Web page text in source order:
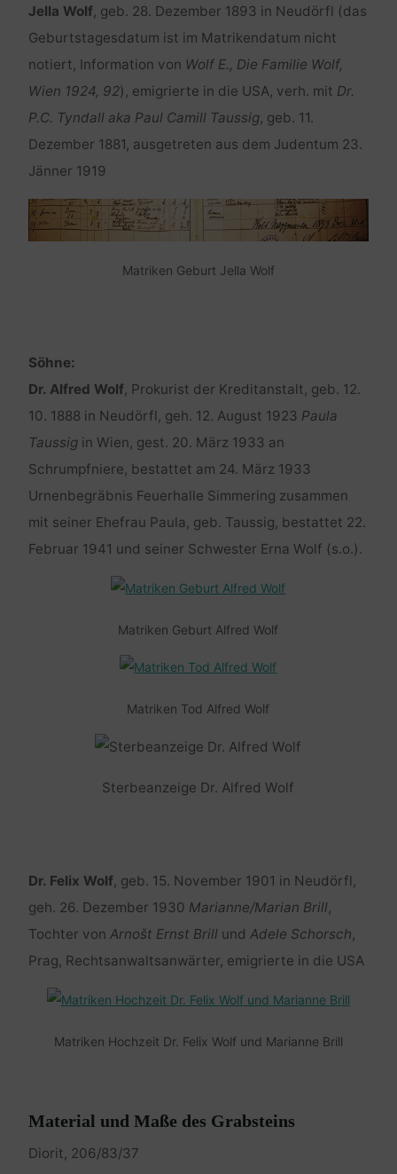
Jella Wolf, geb. 28. Dezember 1893 in Neudörfl (das
Geburtstagesdatum ist im Matrikendatum nicht
notiert, Information von Wolf E., Die Familie Wolf,
Wien 1924, 92), emigrierte in die USA, verh. mit Dr.
P.C. Tyndall aka Paul Camill Taussig, geb. 11.
Dezember 1881, ausgetreten aus dem Judentum 23.
Jänner 1919
Matriken Geburt Jella Wolf
Söhne:
Dr. Alfred Wolf, Prokurist der Kreditanstalt, geb. 12.
10. 1888 in Neudörfl, geh. 12. August 1923 Paula
Taussigin Wien, gest. 20. März 1933 an
Schrumpfniere, bestattet am 24. März 1933
Urnenbegräbnis Feuerhalle Simmering zusammen
mit seiner Ehefrau Paula, geb. Taussig, bestattet 22.
Februar 1941 und seiner Schwester Erna Wolf (s.o.).
Matriken Geburt Alfred Wolf
Matriken Tod Alfred Wolf
Sterbeanzeige Dr. Alfred Wolf
Dr. Felix Wolf, geb. 15. November 1901 in Neudörfl,
geh. 26. Dezember 1930 Marianne/Marian Brill,
Tochter von Arnošt Ernst Brill und Adele Schorsch,
Prag, Rechtsanwaltsanwärter, emigrierte in die USA
Matriken Hochzeit Dr. Felix Wolf und Marianne Brill
Material und Maße des Grabsteins
Diorit, 206/83/37